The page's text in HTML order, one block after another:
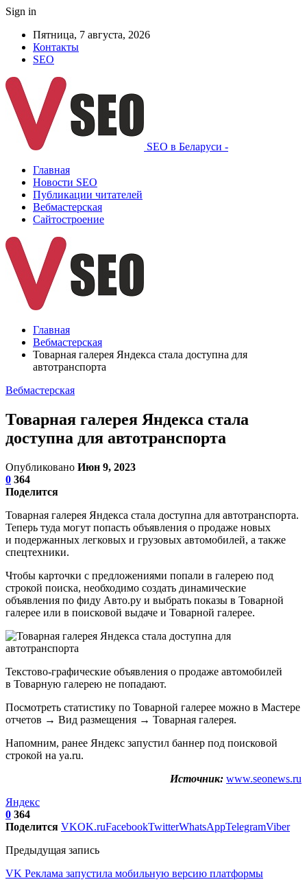
Sign in
Пятница, 7 августа, 2026
Контакты
SEO
SEO в Беларуси -
Главная
Новости SEO
Публикации читателей
Вебмастерская
Сайтостроение
Главная
Вебмастерская
Товарная галерея Яндекса стала доступна для
автотранспорта
Вебмастерская
Товарная галерея Яндекса стала
доступна для автотранспорта
Опубликовано Июн 9, 2023
0 364
Поделится
Товарная галерея Яндекса стала доступна для автотранспорта.
Теперь туда могут попасть объявления о продаже новых
и подержанных легковых и грузовых автомобилей, а также
спецтехники.
Чтобы карточки с предложениями попали в галерею под
строкой поиска, необходимо создать динамические
объявления по фиду Авто.ру и выбрать показы в Товарной
галерее или в поисковой выдаче и Товарной галерее.
Текстово-графические объявления о продаже автомобилей
в Товарную галерею не попадают.
Посмотреть статистику по Товарной галерее можно в Мастере
отчетов → Вид размещения → Товарная галерея.
Напомним, ранее Яндекс запустил баннер под поисковой
строкой на ya.ru.
Источник: www.seonews.ru
Яндекс
0 364
Поделится VKOK.ruFacebookTwitterWhatsAppTelegramViber
Предыдущая запись
VK Реклама запустила мобильную версию платформы